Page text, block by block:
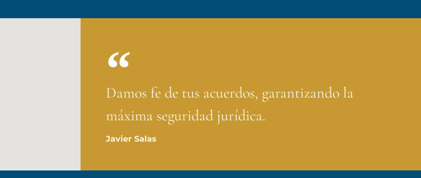
Damos fe de tus acuerdos, garantizando la
máxima seguridad jurídica.
Javier Salas